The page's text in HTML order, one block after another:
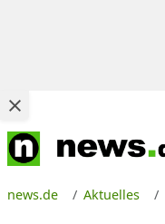
news.de Aktuelles